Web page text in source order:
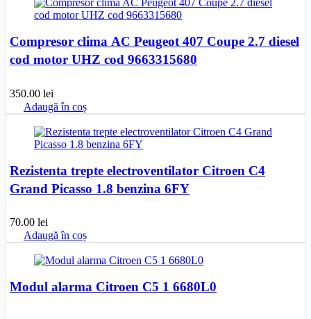
Compresor clima AC Peugeot 407 Coupe 2.7 diesel
cod motor UHZ cod 9663315680
350.00 lei
Adaugă în coș
Rezistenta trepte electroventilator Citroen C4
Grand Picasso 1.8 benzina 6FY
70.00 lei
Adaugă în coș
Modul alarma Citroen C5 1 6680L0